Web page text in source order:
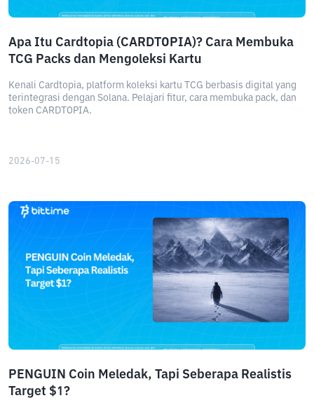
Apa Itu Cardtopia (CARDTOPIA)? Cara Membuka
TCG Packs dan Mengoleksi Kartu
Kenali Cardtopia, platform koleksi kartu TCG berbasis digital yang
terintegrasi dengan Solana. Pelajari fitur, cara membuka pack, dan
token CARDTOPIA.
2026-07-15
PENGUIN Coin Meledak, Tapi Seberapa Realistis
Target $1?